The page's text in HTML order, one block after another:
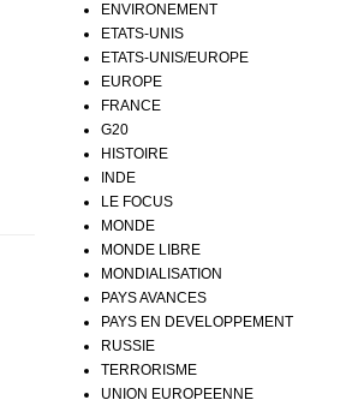
ENVIRONEMENT
ETATS-UNIS
ETATS-UNIS/EUROPE
EUROPE
FRANCE
G20
HISTOIRE
INDE
LE FOCUS
MONDE
MONDE LIBRE
MONDIALISATION
PAYS AVANCES
PAYS EN DEVELOPPEMENT
RUSSIE
TERRORISME
UNION EUROPEENNE